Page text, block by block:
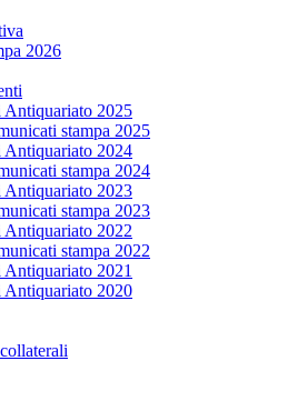
2026
Antiquariato 2025
stampa 2025
Antiquariato 2024
stampa 2024
Antiquariato 2023
stampa 2023
Antiquariato 2022
stampa 2022
2021
Antiquariato 2020